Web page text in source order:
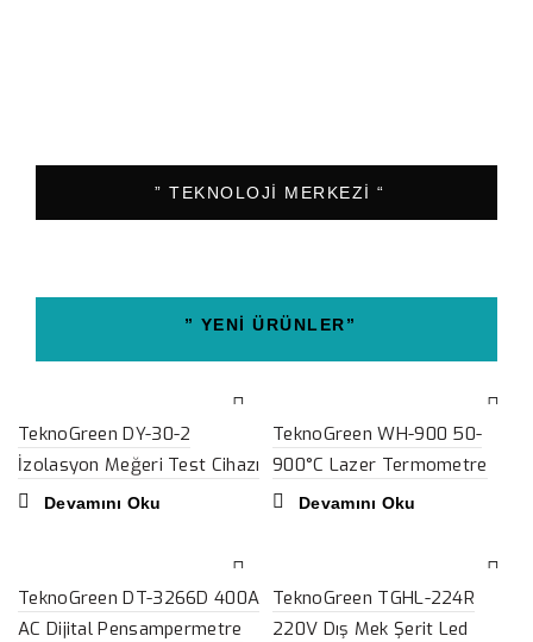
” TEKNOLOJİ MERKEZİ “
” YENİ ÜRÜNLER”
TeknoGreen DY-30-2
İzolasyon Meğeri Test Cihazı
Devamını Oku
TeknoGreen WH-900 50-
900°C Lazer Termometre
Devamını Oku
TeknoGreen DT-3266D 400A
AC Dijital Pensampermetre
TeknoGreen TGHL-224R
220V Dış Mek Şerit Led